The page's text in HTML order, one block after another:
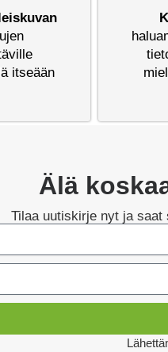
itseään
Älä
Tilaa uutiskirje nyt ja saat